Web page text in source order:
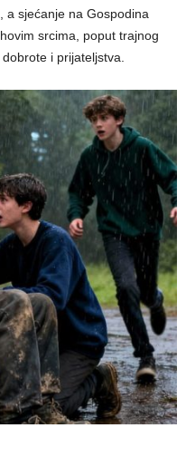
a sjećanje na Gospodina
srcima, poput trajnog
i prijateljstva.